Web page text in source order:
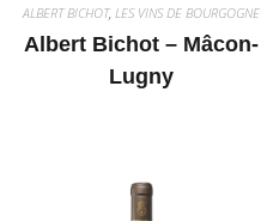
ALBERT BICHOT, LES VINS DE BOURGOGNE
Albert Bichot – Mâcon-
Lugny